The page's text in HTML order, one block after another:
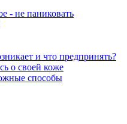
- не паниковать
и что предпринять?
о своей коже
способы